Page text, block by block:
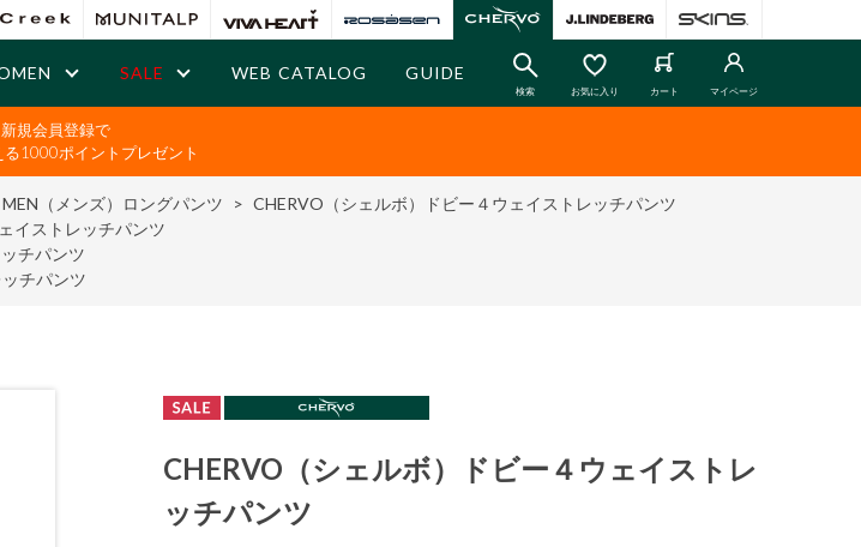
SALE WEB CATALOG GUIDE
検索 お気に入り カート マイページ
新規会員登録で
1000ポイントプレゼント
MEN（メンズ）ロングパンツ > CHERVO（シェルボ）ドビー４ウェイストレッチパンツ
イストレッチパンツ
チパンツ
チパンツ
CHERVO（シェルボ）ドビー４ウェイストレ
ッチパンツ